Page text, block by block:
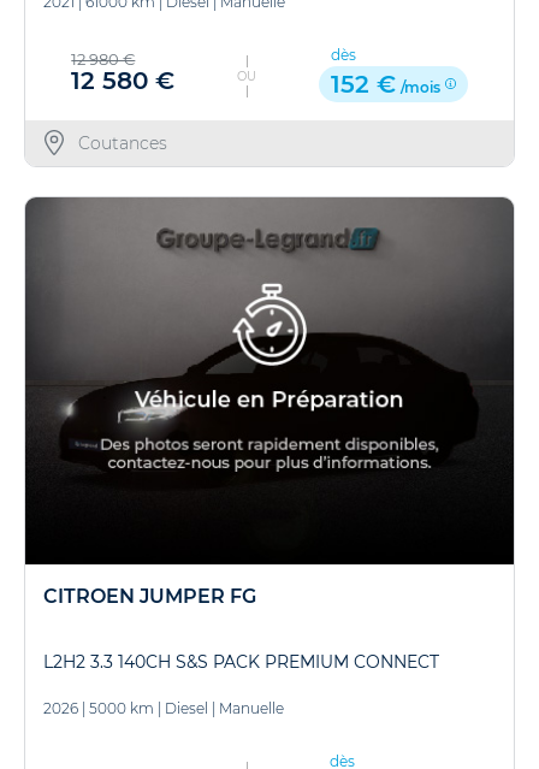
12 980 €
12 580 € OU
dès
152 € /mois
Coutances
CITROEN JUMPER FG
L2H2 3.3 140CH S&S PACK PREMIUM CONNECT
2026 5000 km Diesel Manuelle
dès